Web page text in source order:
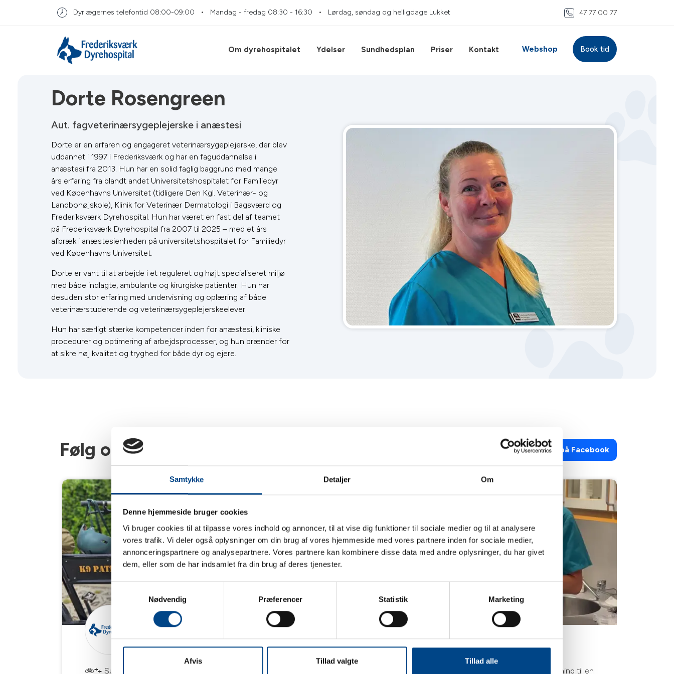
Samtykke Detaljer Om
Denne hjemmeside bruger cookies
Vi bruger cookies til at tilpasse vores indhold og annoncer, til at vise dig funktioner til sociale medier og til at analysere
vores trafik. Vi deler også oplysninger om din brug af vores hjemmeside med vores partnere inden for sociale medier,
annonceringspartnere og analysepartnere. Vores partnere kan kombinere disse data med andre oplysninger, du har givet
dem, eller som de har indsamlet fra din brug af deres tjenester.
Samtykkevalg
Nødvendig
Præferencer Statistik Marketing
Afvis Tillad valgte Tillad alle
Dyrlægernes telefontid 08:00-09:00 Mandag - fredag 08:30 - 16:30 Lørdag, søndag og helligdage Lukket 47 77 00 77
Om dyrehospitalet Ydelser Sundhedsplan Priser Kontakt Webshop Book tid
Dorte Rosengreen
Aut. fagveterinærsygeplejerske i anæstesi
Dorte er en erfaren og engageret veterinærsygeplejerske, der blev
uddannet i 1997 i Frederiksværk og har en faguddannelse i
anæstesi fra 2013. Hun har en solid faglig baggrund med mange
års erfaring fra blandt andet Universitetshospitalet for Familiedyr
ved Københavns Universitet (tidligere Den Kgl. Veterinær- og
Landbohøjskole), Klinik for Veterinær Dermatologi i Bagsværd og
Frederiksværk Dyrehospital. Hun har været en fast del af teamet
på Frederiksværk Dyrehospital fra 2007 til 2025 – med et års
afbræk i anæstesienheden på universitetshospitalet for Familiedyr
ved Københavns Universitet.
Dorte er vant til at arbejde i et reguleret og højt specialiseret miljø
med både indlagte, ambulante og kirurgiske patienter. Hun har
desuden stor erfaring med undervisning og oplæring af både
veterinærstuderende og veterinærsygeplejerskeelever.
Hun har særligt stærke kompetencer inden for anæstesi, kliniske
procedurer og optimering af arbejdsprocesser, og hun brænder for
at sikre høj kvalitet og tryghed for både dyr og ejere.
Følg os på Facebook Følg os på Instagram Følg os på Facebook
🚲🐾 Susie på tur! 🐾🚲 Susie er
Hvordan gør du tandbørstning til en